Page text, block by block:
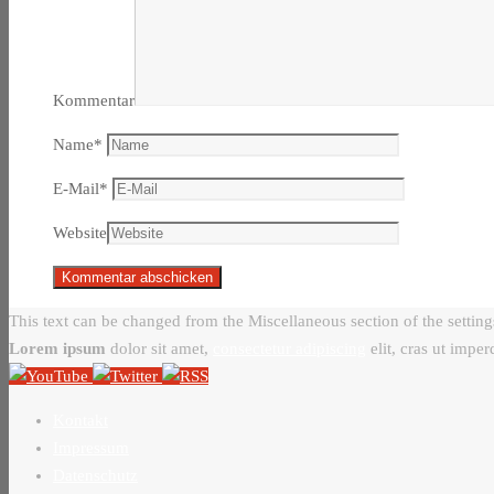
Kommentar
Name*
E-Mail*
Website
This text can be changed from the Miscellaneous section of the
Lorem ipsum dolor sit amet, elit, cras ut